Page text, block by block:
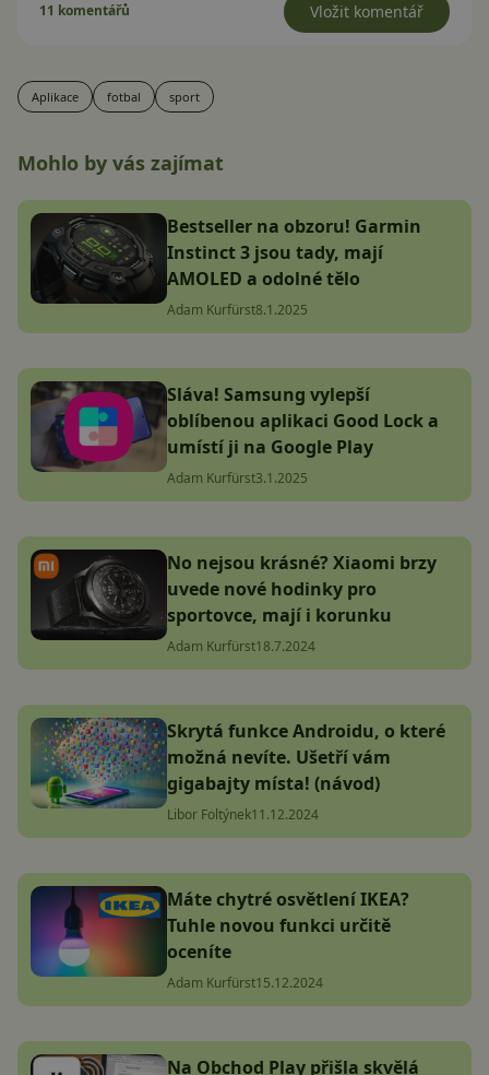
11 komentářů Vložit komentář
Aplikace fotbal sport
Mohlo by vás zajímat
Bestseller na obzoru! Garmin
Instinct 3 jsou tady, mají
AMOLED a odolné tělo
Adam Kurfürst8.1.2025
Sláva! Samsung vylepší
oblíbenou aplikaci Good Lock a
umístí ji na Google Play
Adam Kurfürst3.1.2025
No nejsou krásné? Xiaomi brzy
uvede nové hodinky pro
sportovce, mají i korunku
Adam Kurfürst18.7.2024
Skrytá funkce Androidu, o které
možná nevíte. Ušetří vám
gigabajty místa! (návod)
Libor Foltýnek11.12.2024
Máte chytré osvětlení IKEA?
Tuhle novou funkci určitě
oceníte
Adam Kurfürst15.12.2024
Na Obchod Play přišla skvělá